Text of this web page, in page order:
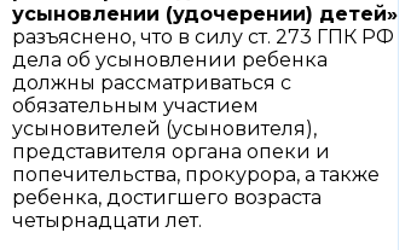
усыновлении (удочерении) детей»
разъяснено, что в силу ст. 273 ГПК РФ
дела об усыновлении ребенка
должны рассматриваться с
обязательным участием
усыновителей (усыновителя),
представителя органа опеки и
попечительства, прокурора, а также
ребенка, достигшего возраста
четырнадцати лет.